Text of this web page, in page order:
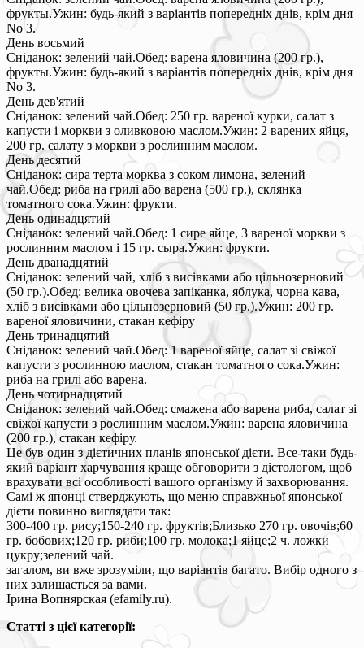
фрукты.Ужин: будь-який з варіантів попередніх днів, крім дня
No 3.
День восьмий
Сніданок: зелений чай.Обед: варена яловичина (200 гр.),
фрукты.Ужин: будь-який з варіантів попередніх днів, крім дня
No 3.
День дев'ятий
Сніданок: зелений чай.Обед: 250 гр. вареної курки, салат з
капусти і моркви з оливковою маслом.Ужин: 2 варених яйця,
200 гр. салату з моркви з рослинним маслом.
День десятий
Сніданок: сира терта морква з соком лимона, зелений
чай.Обед: риба на грилі або варена (500 гр.), склянка
томатного сока.Ужин: фрукти.
День одинадцятий
Сніданок: зелений чай.Обед: 1 сире яйце, 3 вареної моркви з
рослинним маслом і 15 гр. сыра.Ужин: фрукти.
День дванадцятий
Сніданок: зелений чай, хліб з висівками або цільнозерновий
(50 гр.).Обед: велика овочева запіканка, яблука, чорна кава,
хліб з висівками або цільнозерновий (50 гр.).Ужин: 200 гр.
вареної яловичини, стакан кефіру
День тринадцятий
Сніданок: зелений чай.Обед: 1 вареної яйце, салат зі свіжої
капусти з рослинною маслом, стакан томатного сока.Ужин:
риба на грилі або варена.
День чотирнадцятий
Сніданок: зелений чай.Обед: смажена або варена риба, салат зі
свіжої капусти з рослинним маслом.Ужин: варена яловичина
(200 гр.), стакан кефіру.
Це був один з дієтичних планів японської дієти. Все-таки будь-
який варіант харчування краще обговорити з дієтологом, щоб
врахувати всі особливості вашого організму й захворювання.
Самі ж японці стверджують, що меню справжньої японської
дієти повинно виглядати так:
300-400 гр. рису;150-240 гр. фруктів;Близько 270 гр. овочів;60
гр. бобових;120 гр. риби;100 гр. молока;1 яйце;2 ч. ложки
цукру;зелений чай.
загалом, ви вже зрозуміли, що варіантів багато. Вибір одного з
них залишається за вами.
Ірина Вопнярская (efamily.ru).
Статті з цієї категорії: